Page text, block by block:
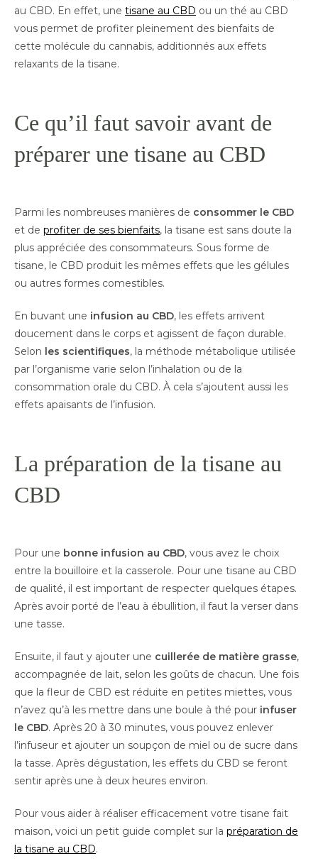
au CBD. En effet, une tisane au CBD ou un thé au CBD
vous permet de profiter pleinement des bienfaits de
cette molécule du cannabis, additionnés aux effets
relaxants de la tisane.
Ce qu’il faut savoir avant de
préparer une tisane au CBD
Parmi les nombreuses manières de consommer le CBD
et de profiter de ses bienfaits, la tisane est sans doute la
plus appréciée des consommateurs. Sous forme de
tisane, le CBD produit les mêmes effets que les gélules
ou autres formes comestibles.
En buvant une infusion au CBD, les effets arrivent
doucement dans le corps et agissent de façon durable.
Selon les scientifiques, la méthode métabolique utilisée
par l’organisme varie selon l’inhalation ou de la
consommation orale du CBD. À cela s’ajoutent aussi les
effets apaisants de l’infusion.
La préparation de la tisane au
CBD
Pour une bonne infusion au CBD, vous avez le choix
entre la bouilloire et la casserole. Pour une tisane au CBD
de qualité, il est important de respecter quelques étapes.
Après avoir porté de l’eau à ébullition, il faut la verser dans
une tasse.
Ensuite, il faut y ajouter une cuillerée de matière grasse,
accompagnée de lait, selon les goûts de chacun. Une fois
que la fleur de CBD est réduite en petites miettes, vous
n’avez qu’à les mettre dans une boule à thé pour infuser
le CBD. Après 20 à 30 minutes, vous pouvez enlever
l’infuseur et ajouter un soupçon de miel ou de sucre dans
la tasse. Après dégustation, les effets du CBD se feront
sentir après une à deux heures environ.
Pour vous aider à réaliser efficacement votre tisane fait
maison, voici un petit guide complet sur la préparation de
la tisane au CBD.